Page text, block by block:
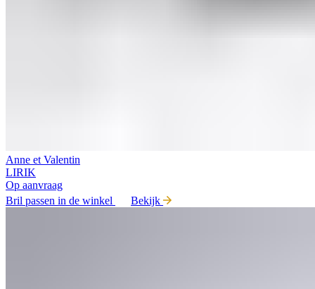
Anne et Valentin
LIRIK
Op aanvraag
Bril passen in de winkel
Bekijk